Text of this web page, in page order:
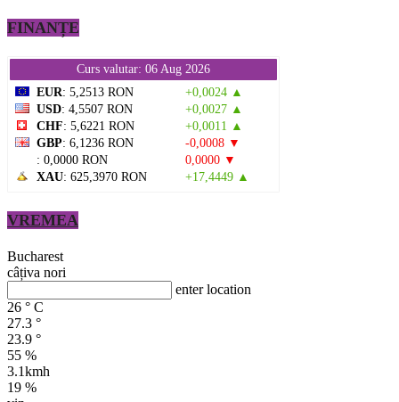
FINANȚE
Curs valutar: 06 Aug 2026
EUR: 5,2513 RON
+0,0024 ▲
USD: 4,5507 RON
+0,0027 ▲
CHF: 5,6221 RON
+0,0011 ▲
GBP: 6,1236 RON
-0,0008 ▼
: 0,0000 RON
0,0000 ▼
XAU: 625,3970 RON +17,4449 ▲
VREMEA
Bucharest
câțiva nori
enter location
26 ° C
27.3 °
23.9 °
55 %
3.1kmh
19 %